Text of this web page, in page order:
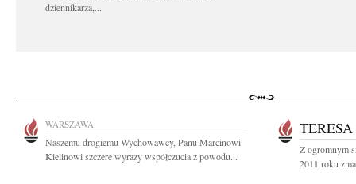
dziennikarza,...
WARSZAWA
Naszemu drogiemu Wychowawcy, Panu Marcinowi
Kielinowi szczere wyrazy współczucia z powodu...
Z ogromnym
2011 roku